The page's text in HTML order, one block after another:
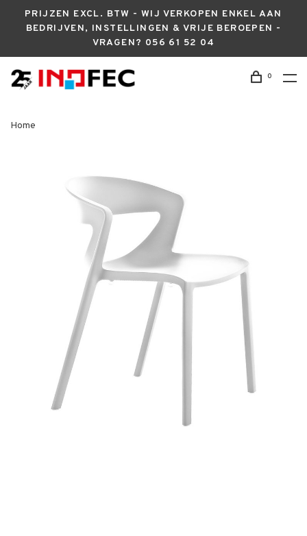
PRIJZEN EXCL. BTW - WIJ VERKOPEN ENKEL AAN
BEDRIJVEN, INSTELLINGEN & VRIJE BEROEPEN -
VRAGEN? 056 61 52 04
0
Home